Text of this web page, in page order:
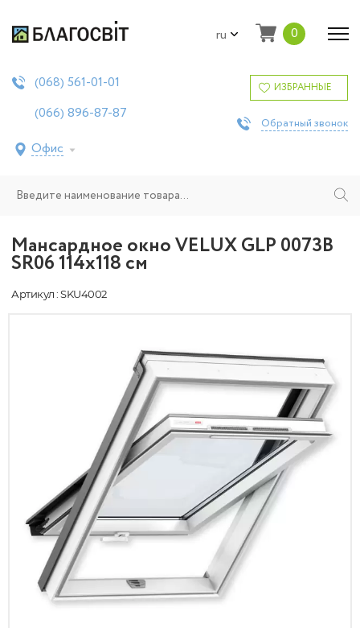
ru 0
(068) 561-01-01
(066) 896-87-87
Офис
ИЗБРАННЫЕ
Обратный звонок
Мансардное окно VELUX GLP 0073B
SR06 114x118 см
Артикул : SKU4002